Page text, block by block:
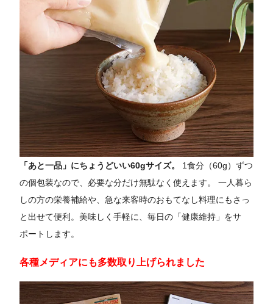
「あと一品」にちょうどいい60gサイズ。
1食分（60g）ずつ
の個包装なので、必要な分だけ無駄なく使えます。 一人暮ら
しの方の栄養補給や、急な来客時のおもてなし料理にもさっ
と出せて便利。美味しく手軽に、毎日の「健康維持」をサ
ポートします。
各種メディアにも多数取り上げられました